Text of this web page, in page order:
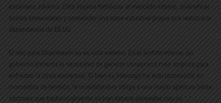
escenario adverso. Esto implica fortalecer el mercado interno, diversificar
socios comerciales y consolidar una base industrial propia que reduzca la
dependencia de EE.UU.
El reto para Sheinbaum no es solo externo. En el ámbito interno, su
gobierno enfrenta la necesidad de generar consensos más amplios para
enfrentar la crisis comercial. Si bien su liderazgo ha sido reconocido en
momentos de tensión, la incertidumbre obliga a una mayor apertura hacia
sectores que tradicionalmente no han estado alineados con su